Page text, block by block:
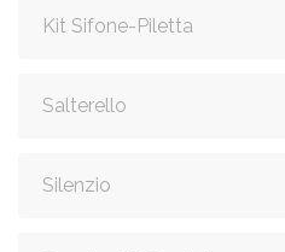
Kit Sifone-Piletta
Salterello
Silenzio